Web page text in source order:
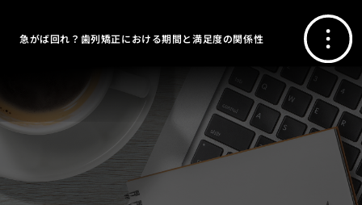
急がば回れ？歯列矯正における期間と満足度の関係性